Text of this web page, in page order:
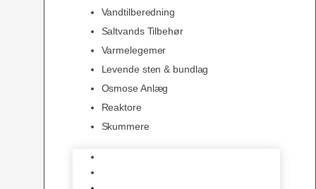
Vandtilberedning
Saltvands Tilbehør
Varmelegemer
Levende sten & bundlag
Osmose Anlæg
Reaktore
Skummere